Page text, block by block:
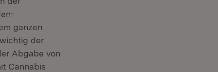
ganzen
der
Abgabe von
Cannabis